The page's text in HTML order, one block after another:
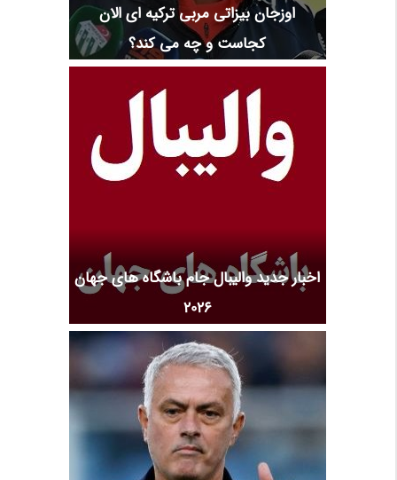
اوزجان بیزاتی مربی ترکیه ای الان
کجاست و چه می کند؟
اخبار جدید والیبال جام باشگاه های جهان
2026